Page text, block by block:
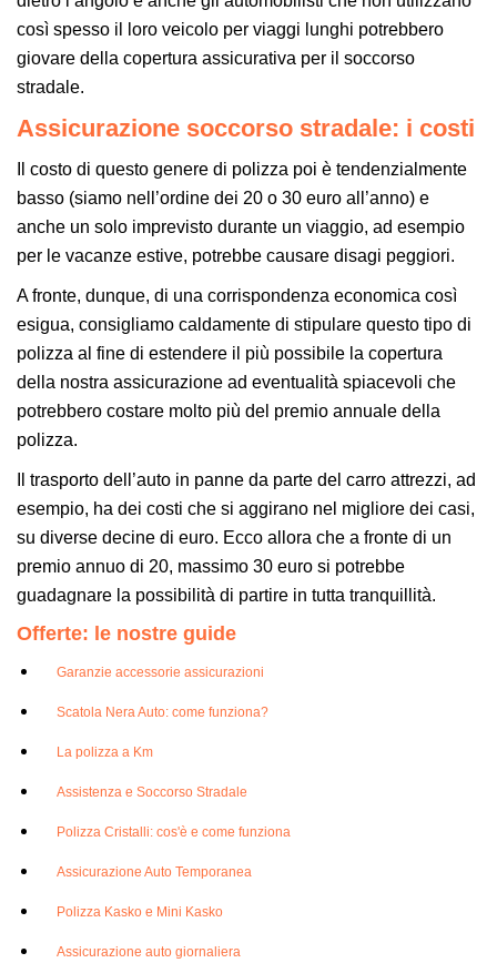
così spesso il loro veicolo per viaggi lunghi potrebbero
giovare della copertura assicurativa per il soccorso
stradale.
Assicurazione soccorso stradale: i costi
Il costo di questo genere di polizza poi è tendenzialmente
basso (siamo nell’ordine dei 20 o 30 euro all’anno) e
anche un solo imprevisto durante un viaggio, ad esempio
per le vacanze estive, potrebbe causare disagi peggiori.
A fronte, dunque, di una corrispondenza economica così
esigua, consigliamo caldamente di stipulare questo tipo di
polizza al fine di estendere il più possibile la copertura
della nostra assicurazione ad eventualità spiacevoli che
potrebbero costare molto più del premio annuale della
polizza.
Il trasporto dell’auto in panne da parte del carro attrezzi, ad
esempio, ha dei costi che si aggirano nel migliore dei casi,
su diverse decine di euro. Ecco allora che a fronte di un
premio annuo di 20, massimo 30 euro si potrebbe
guadagnare la possibilità di partire in tutta tranquillità.
Offerte: le nostre guide
Garanzie accessorie assicurazioni
Scatola Nera Auto: come funziona?
La polizza a Km
Assistenza e Soccorso Stradale
Polizza Cristalli: cos'è e come funziona
Assicurazione Auto Temporanea
Polizza Kasko e Mini Kasko
Assicurazione auto giornaliera